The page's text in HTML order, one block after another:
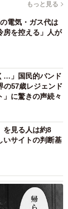
もっと見る
電気・ガス代は
を控える」人が
…」国民的バンド
57歳レジェンド
」に驚きの声続々
を見る人は約8
サイトの判断基